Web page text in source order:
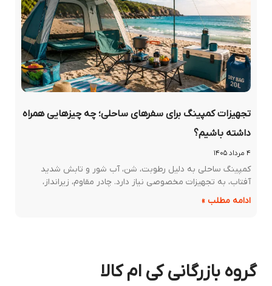
تجهیزات کمپینگ برای سفرهای ساحلی؛ چه چیزهایی همراه
داشته باشیم؟
کمپینگ ساحلی به دلیل رطوبت، شن، آب شور و تابش شدید
آفتاب، به تجهیزات مخصوصی نیاز دارد. چادر مقاوم، زیرانداز،
ادامه مطلب »
بازرگانی کی ام کالا